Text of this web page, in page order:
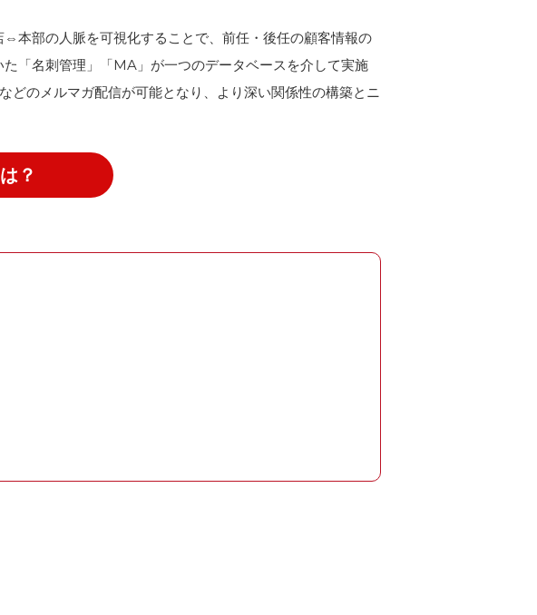
本部の人脈を可視化することで、前任・後任の顧客情報の
「名刺管理」「MA」が一つのデータベースを介して実施
のメルマガ配信が可能となり、より深い関係性の構築とニ
？